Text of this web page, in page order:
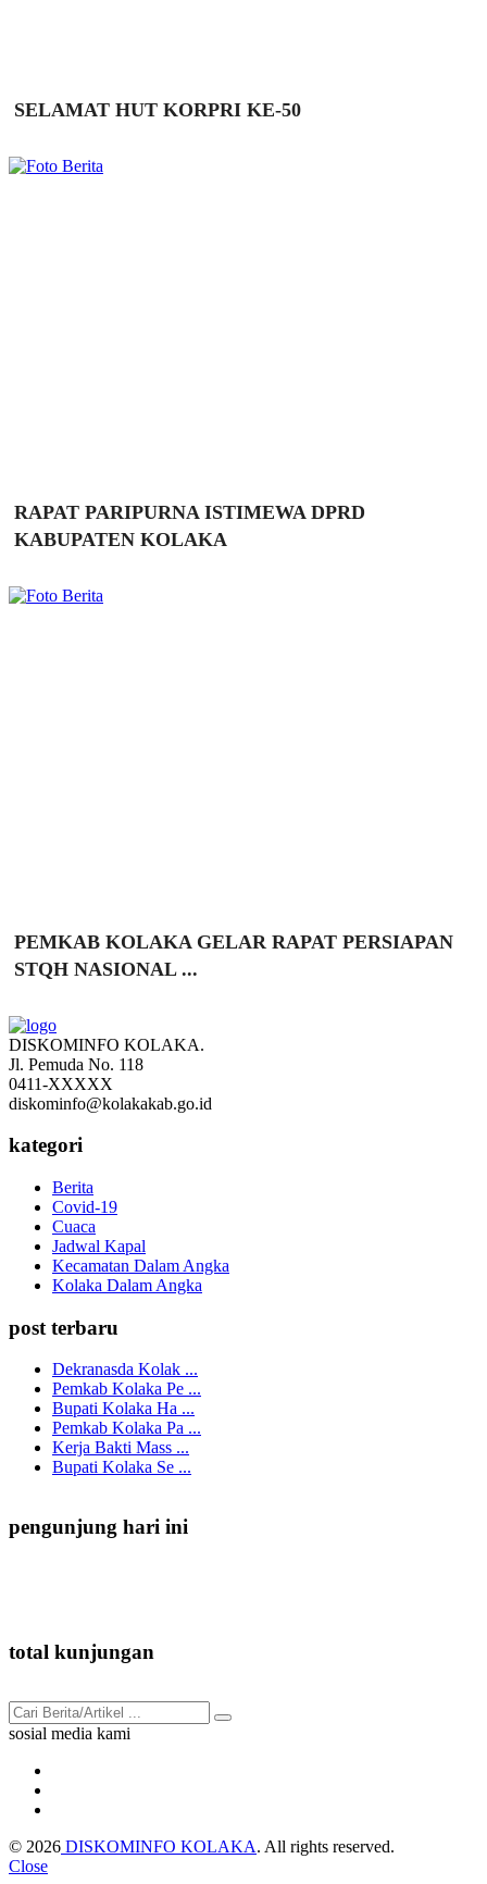
SELAMAT HUT KORPRI KE-50
RAPAT PARIPURNA ISTIMEWA DPRD
KABUPATEN KOLAKA
PEMKAB KOLAKA GELAR RAPAT PERSIAPAN
STQH NASIONAL ...
DISKOMINFO KOLAKA.
Jl. Pemuda No. 118
0411-XXXXX
diskominfo@kolakakab.go.id
kategori
Berita
Covid-19
Cuaca
Jadwal Kapal
Kecamatan Dalam Angka
Kolaka Dalam Angka
post terbaru
Dekranasda Kolak ...
Pemkab Kolaka Pe ...
Bupati Kolaka Ha ...
Pemkab Kolaka Pa ...
Kerja Bakti Mass ...
Bupati Kolaka Se ...
pengunjung hari ini
total kunjungan
sosial media kami
© 2026 DISKOMINFO KOLAKA. All rights reserved.
Close